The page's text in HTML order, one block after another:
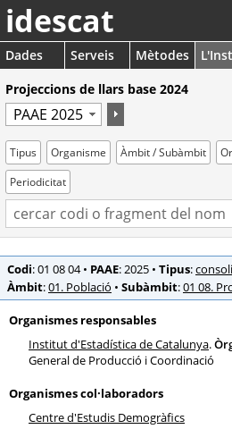
idescat
Dades Serveis Mètodes
Projeccions de llars base 2024
Tipus Organisme Àmbit / Subàmbit
Periodicitat
Codi: 01 08 04• PAAE: 2025 • Tipus:
Àmbit:01. Població • Subàmbit:01 08.
Organismes responsables
Institut d'Estadística de Catalunya.
General de Producció i Coordinació
Organismes col·laboradors
Centre d'Estudis Demogràfics